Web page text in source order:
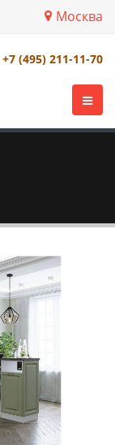
Москва
+7 (495) 211-11-70